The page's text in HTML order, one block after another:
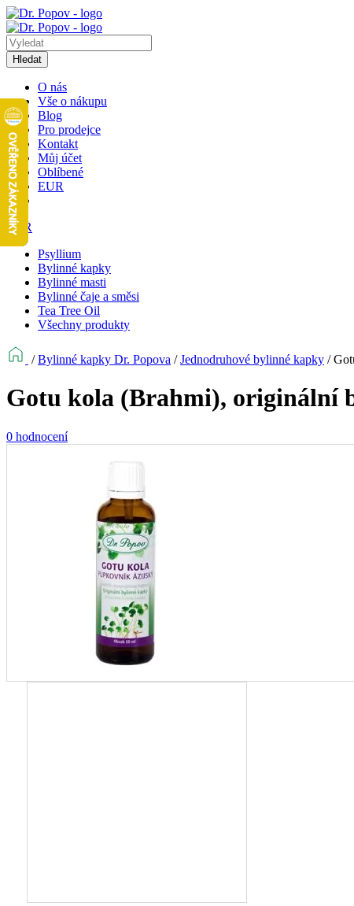
Hledat
O nás
Vše o nákupu
Blog
Pro prodejce
Kontakt
Můj účet
Oblíbené
EUR
EUR
Psyllium
Bylinné kapky
Bylinné masti
Bylinné čaje a směsi
Tea Tree Oil
Všechny produkty
/Bylinné kapky Dr. Popova /Jednodruhové bylinné kapky /
Gotu kola (Brahmi), originální
0 hodnocení